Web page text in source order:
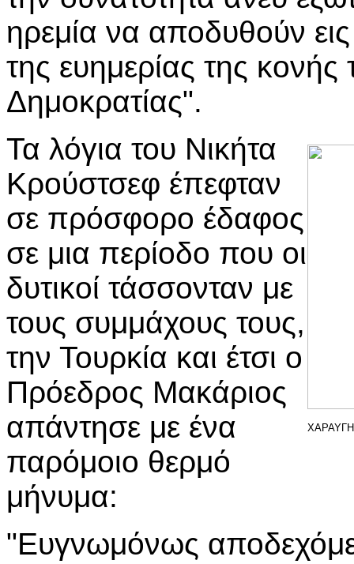
ηρεμία να αποδυθούν
της ευημερίας της
Δημοκρατίας".
ΧΑΡΑΥΓΗ
Τα λόγια του Νικήτα
Κρούστσεφ έπεφταν
σε πρόσφορο έδαφος
σε μια περίοδο που οι
δυτικοί τάσσονταν με
τους συμμάχους τους,
την Τουρκία και έτσι ο
Πρόεδρος Μακάριος
απάντησε με ένα
παρόμοιο θερμό
μήνυμα:
"Ευγνωμόνως